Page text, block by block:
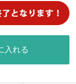
入れる